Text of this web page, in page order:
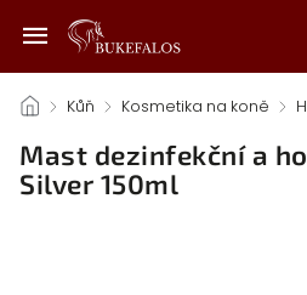
/ Kůň / Kosmetika na koně /
Mast dezinfekční a
Silver 150ml